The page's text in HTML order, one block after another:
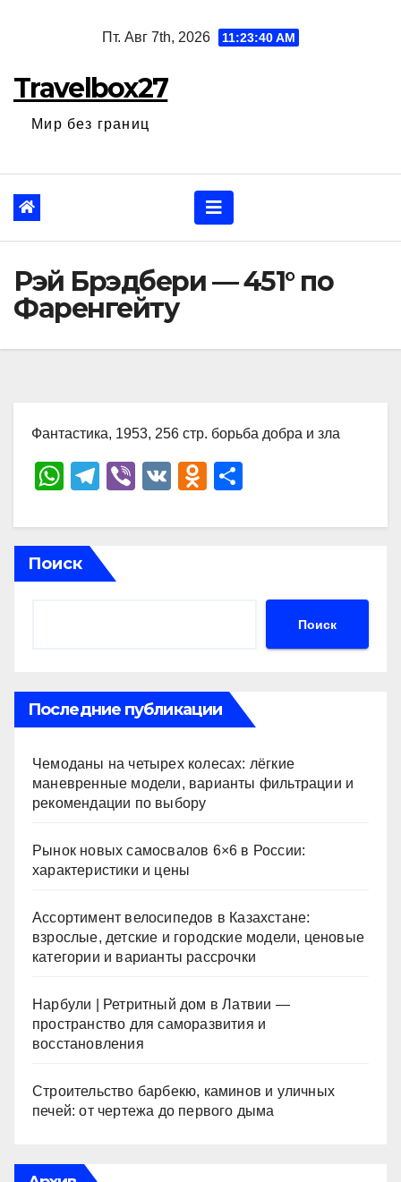
Пт. Авг 7th, 2026 11:23:41 AM
Travelbox27
Мир без границ
Рэй Брэдбери — 451° по
Фаренгейту
Фантастика, 1953, 256 стр. борьба добра и зла
W
at
s
A
T
e
gr
a
Vi
er
V
O
n
ki
р
ть
Поиск
Поиск
Последние публикации
Чемоданы на четырех колесах: лёгкие
маневренные модели, варианты фильтрации и
рекомендации по выбору
Рынок новых самосвалов 6×6 в России:
характеристики и цены
Ассортимент велосипедов в Казахстане:
взрослые, детские и городские модели, ценовые
категории и варианты рассрочки
Нарбули | Ретритный дом в Латвии —
пространство для саморазвития и
восстановления
Строительство барбекю, каминов и уличных
печей: от чертежа до первого дыма